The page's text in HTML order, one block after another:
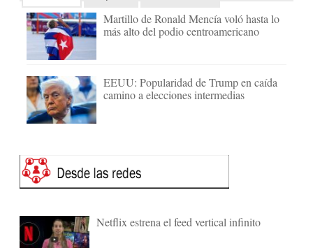
Martillo de Ronald Mencía voló hasta lo
más alto del podio centroamericano
EEUU: Popularidad de Trump en caída
camino a elecciones intermedias
Netflix estrena el feed vertical infinito